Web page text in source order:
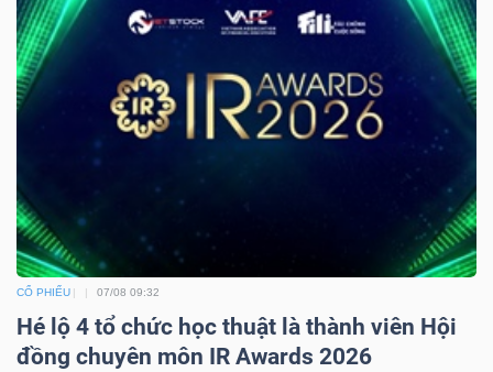
CỔ PHIẾU 07/08 09:32
Hé lộ 4 tổ chức học thuật là thành viên Hội
đồng chuyên môn IR Awards 2026